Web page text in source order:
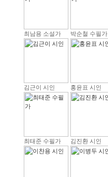
최남용 소설가 박순철 수필가
김근이 시인 홍윤표 시인
최태준 수필가 김진환 시인